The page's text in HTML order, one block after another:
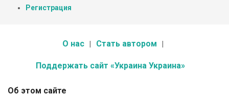
Регистрация
О нас Стать автором
Поддержать сайт «Украина Украина»
Об этом сайте